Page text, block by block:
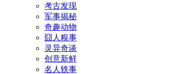
考古发现
军事揭秘
奇趣动物
囧人糗事
灵异奇谈
创意新鲜
名人轶事